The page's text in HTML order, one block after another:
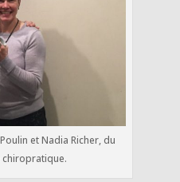
et Nadia Richer, du